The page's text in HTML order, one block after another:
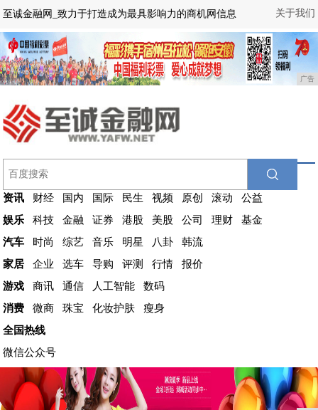
关于我们
至诚金融网_致力于打造成为最具影响力的商机网信息
广告
资讯 财经 国内 国际 民生 视频 原创 滚动
公益
娱乐
科技 金融 证券 港股 美股 公司 理财
基金
汽车
时尚 综艺 音乐 明星 八卦
韩流
家居
企业 选车 导购 评测 行情
报价
游戏
商讯 通信 人工智能
数码
消费
微商 珠宝 化妆护肤
瘦身
全国热线
微信公众号